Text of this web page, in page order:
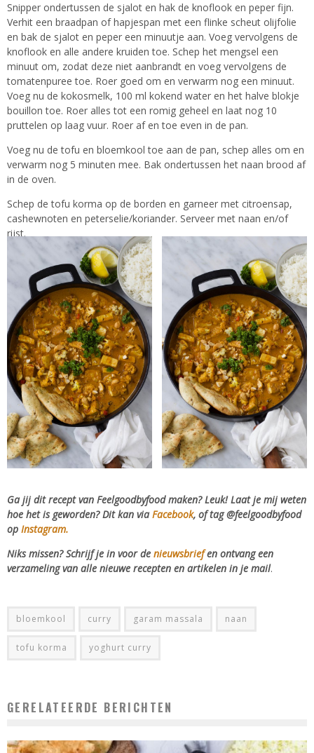
Snipper ondertussen de sjalot en hak de knoflook en peper fijn.
Verhit een braadpan of hapjespan met een flinke scheut olijfolie
en bak de sjalot en peper een minuutje aan. Voeg vervolgens de
knoflook en alle andere kruiden toe. Schep het mengsel een
minuut om, zodat deze niet aanbrandt en voeg vervolgens de
tomatenpuree toe. Roer goed om en verwarm nog een minuut.
Voeg nu de kokosmelk, 100 ml kokend water en het halve blokje
bouillon toe. Roer alles tot een romig geheel en laat nog 10
pruttelen op laag vuur. Roer af en toe even in de pan.
Voeg nu de tofu en bloemkool toe aan de pan, schep alles om en
verwarm nog 5 minuten mee. Bak ondertussen het naan brood af
in de oven.
Schep de tofu korma op de borden en garneer met citroensap,
cashewnoten en peterselie/koriander. Serveer met naan en/of
rijst.
Ga jij dit recept van Feelgoodbyfood maken? Leuk! Laat je mij weten
hoe het is geworden? Dit kan via Facebook, of tag @feelgoodbyfood
op Instagram.
Niks missen? Schrijf je in voor de nieuwsbriefen ontvang een
verzameling van alle nieuwe recepten en artikelen in je mail.
bloemkool curry garam massala naan
tofu korma yoghurt curry
GERELATEERDE BERICHTEN